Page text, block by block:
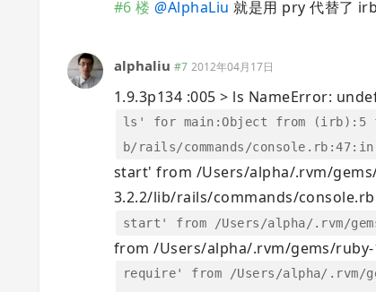
#6 楼 @AlphaLiu 就是用 pry 代替了
alphaliu #7 2012年04月17日
1.9.3p134 :005 > ls NameError:
ls' for main:Object from (irb):5
b/rails/commands/console.rb:47:in
start' from /Users/alpha/.rvm/
3.2.2/lib/rails/commands/
start' from /Users/alpha/.rvm/
from /Users/alpha/.rvm/gems/
require' from /Users/alpha/.rvm/